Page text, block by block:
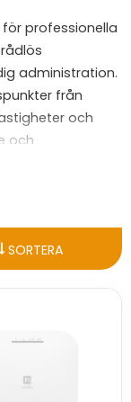
professionella
administration.
från
och
och
Sortimentet
PoE,
SORTERA